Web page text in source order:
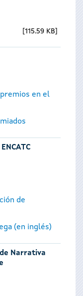
115.59 KB
en el
de
(en inglés)
de Narrativa